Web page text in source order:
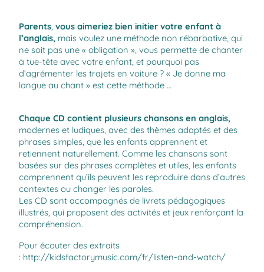
Parents, vous aimeriez bien initier votre enfant à
l’anglais, mais voulez une méthode non rébarbative, qui
ne soit pas une « obligation », vous permette de chanter
à tue-tête avec votre enfant, et pourquoi pas
d’agrémenter les trajets en voiture ? « Je donne ma
langue au chant » est cette méthode …
Chaque CD contient plusieurs chansons en anglais,
modernes et ludiques, avec des thèmes adaptés et des
phrases simples, que les enfants apprennent et
retiennent naturellement. Comme les chansons sont
basées sur des phrases complètes et utiles, les enfants
comprennent qu’ils peuvent les reproduire dans d’autres
contextes ou changer les paroles.
Les CD sont accompagnés de livrets pédagogiques
illustrés, qui proposent des activités et jeux renforçant la
compréhension.
Pour écouter des extraits
: http://kidsfactorymusic.com/fr/listen-and-watch/